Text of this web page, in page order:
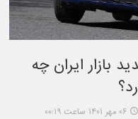
خودرو جدید بازار ایران چه
۰۶ مهر ۱۴۰۱ ساعت ۰۰:۱۹